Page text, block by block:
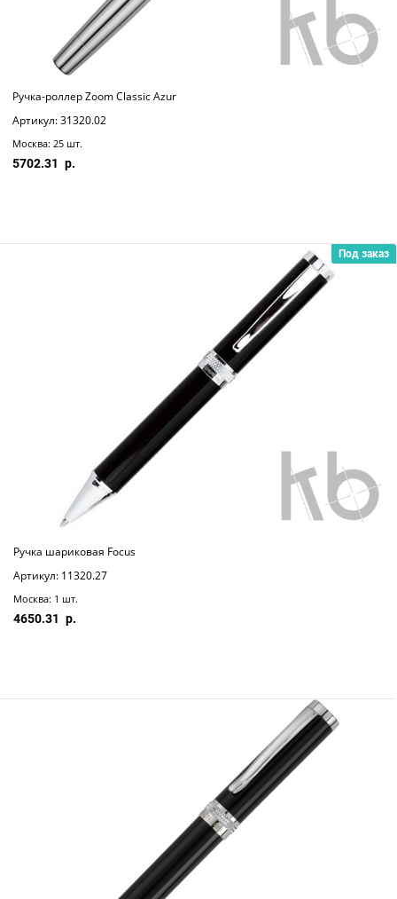
Ручка-роллер Zoom Classic Azur
Артикул: 31320.02
Москва: 25 шт.
5702.31
Под заказ
Ручка шариковая Focus
Артикул: 11320.27
Москва: 1 шт.
4650.31